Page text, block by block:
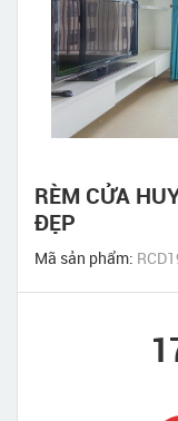
RÈM CỬA
ĐẸP
Mã sản phẩm: